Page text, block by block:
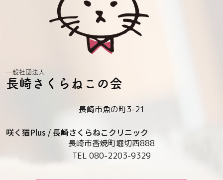
一般社団法人
長崎さくらねこの会
長崎市魚の町3-21
咲く猫Plus / 長崎さくらねこクリニック
長崎市香焼町堀切西888
TEL 080-2203-9329